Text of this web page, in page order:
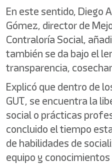
En este sentido, Diego
Gómez, director de
Contraloría Social,
también se da bajo el
transparencia,
Explicó que dentro de
GUT, se encuentra la
social o prácticas
concluido el tiempo
de habilidades de
equipo y